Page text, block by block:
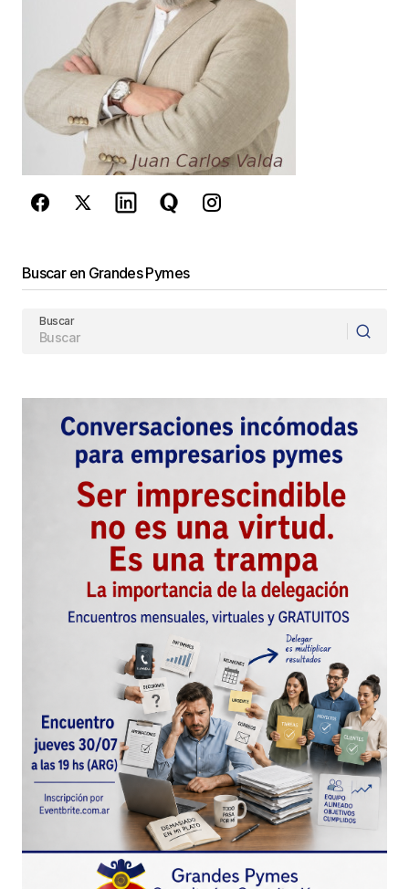
Este sitio esta protegido por
reCAPTCHA y la
Política de
privacidady losTérminos del servicio
de Googlese aplican.
Enviar Comentario
Buscar en Grandes Pymes
Buscar